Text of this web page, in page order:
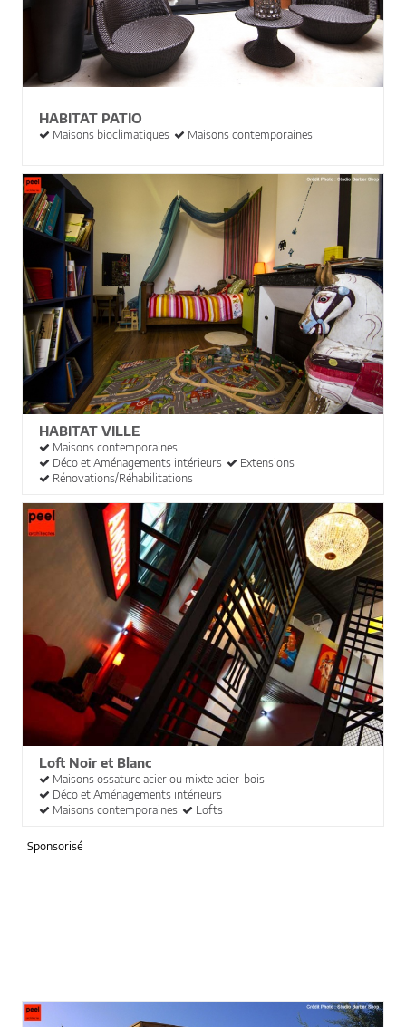
HABITAT PATIO
Maisons bioclimatiques Maisons contemporaines
HABITAT VILLE
Maisons contemporaines
Déco et Aménagements intérieurs
Extensions
Rénovations/Réhabilitations
Loft Noir et Blanc
Maisons ossature acier ou mixte acier-bois
Déco et Aménagements intérieurs
Maisons contemporaines
Lofts
Sponsorisé